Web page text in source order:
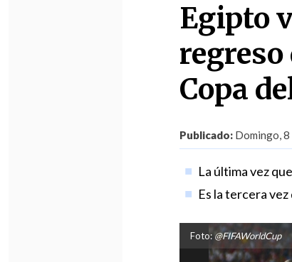
Egipto
regreso
Copa
Publicado: Domingo,
La última vez
Es la tercera
Foto:@FIFAWorldCup